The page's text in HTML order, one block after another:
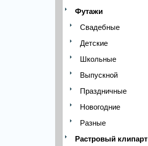
Футажи
Свадебные
Детские
Школьные
Выпускной
Праздничные
Новогодние
Разные
Растровый клипарт